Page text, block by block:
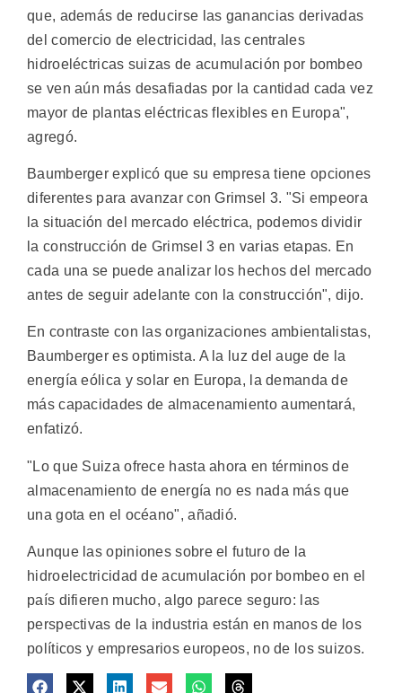
que, además de reducirse las ganancias derivadas
del comercio de electricidad, las centrales
hidroeléctricas suizas de acumulación por bombeo
se ven aún más desafiadas por la cantidad cada vez
mayor de plantas eléctricas flexibles en Europa",
agregó.
Baumberger explicó que su empresa tiene opciones
diferentes para avanzar con Grimsel 3. "Si empeora
la situación del mercado eléctrica, podemos dividir
la construcción de Grimsel 3 en varias etapas. En
cada una se puede analizar los hechos del mercado
antes de seguir adelante con la construcción", dijo.
En contraste con las organizaciones ambientalistas,
Baumberger es optimista. A la luz del auge de la
energía eólica y solar en Europa, la demanda de
más capacidades de almacenamiento aumentará,
enfatizó.
"Lo que Suiza ofrece hasta ahora en términos de
almacenamiento de energía no es nada más que
una gota en el océano", añadió.
Aunque las opiniones sobre el futuro de la
hidroelectricidad de acumulación por bombeo en el
país difieren mucho, algo parece seguro: las
perspectivas de la industria están en manos de los
políticos y empresarios europeos, no de los suizos.